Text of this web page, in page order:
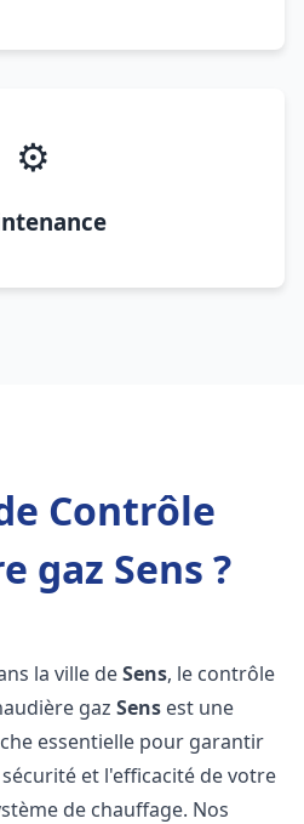
⚙️
Contrôle
gaz Sens ?
la ville deSens, le contrôle
gazSens est une
essentielle pour garantir
sécurité et l'efficacité de votre
de chauffage. Nos